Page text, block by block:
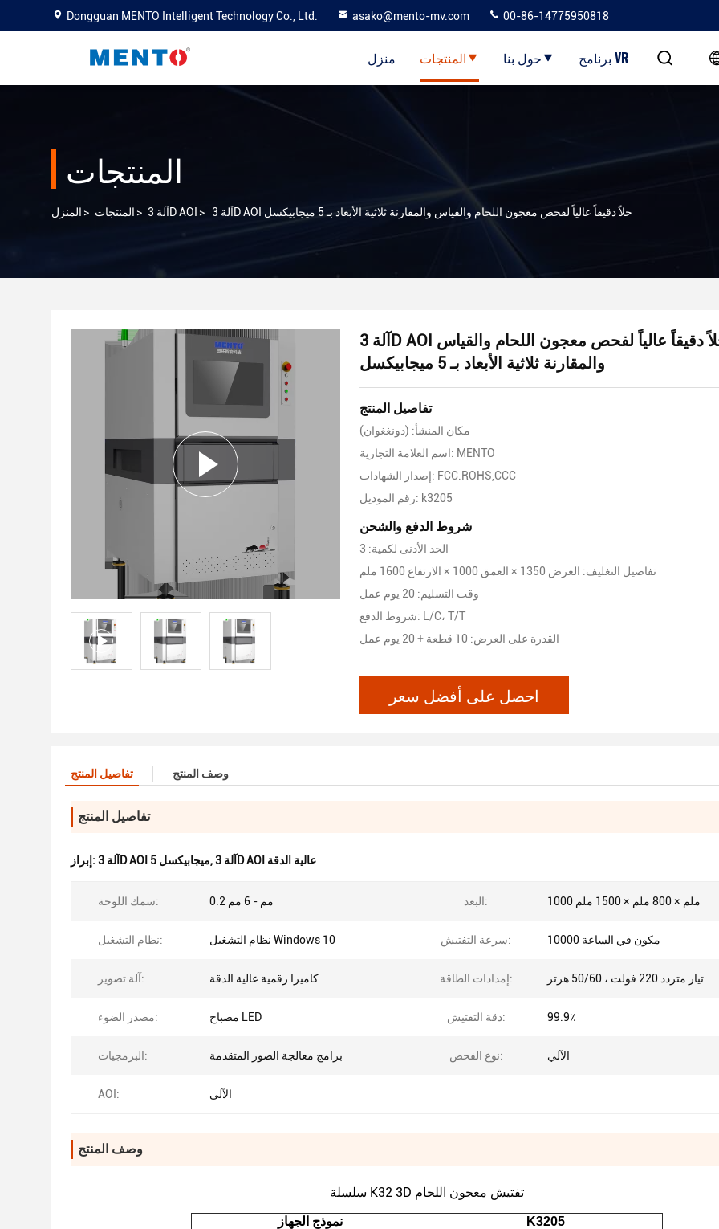
Dongguan MENTO Intelligent Technology Co., Ltd. asako@mento-mv.com 00-86-14775950818
منزل المنتجات حول بنا برنامج VR
المنتجات
المنزل > المنتجات > آلة 3D AOI > آلة 3D AOI حلاً دقيقاً عالياً لفحص معجون اللحام والقياس والمقارنة ثلاثية الأبعاد بـ 5 ميجابيكسل
آلة 3D AOI حلاً دقيقاً عالياً لفحص معجون اللحام والقياس
والمقارنة ثلاثية الأبعاد بـ 5 ميجابيكسل
تفاصيل المنتج
مكان المنشأ: (دونغغوان)
اسم العلامة التجارية: MENTO
إصدار الشهادات: FCC.ROHS,CCC
رقم الموديل: k3205
شروط الدفع والشحن
الحد الأدنى لكمية: 3
تفاصيل التغليف: العرض 1350 × العمق 1000 × الارتفاع 1600 ملم
وقت التسليم: 20 يوم عمل
شروط الدفع: L/C، T/T
القدرة على العرض: 10 قطعة + 20 يوم عمل
احصل على أفضل سعر
تفاصيل المنتج وصف المنتج
تفاصيل المنتج
إبراز: آلة 3D AOI 5 ميجابيكسل, آلة 3D AOI عالية الدقة
سمك اللوحة: 0.2 مم - 6 مم البعد: 1000 ملم × 800 ملم × 1500 ملم
نظام التشغيل: نظام التشغيل Windows 10 سرعة التفتيش: 10000 مكون في الساعة
آلة تصوير: كاميرا رقمية عالية الدقة إمدادات الطاقة: تيار متردد 220 فولت ، 50/60 هرتز
مصدر الضوء: مصباح LED دقة التفتيش: 99.9٪
البرمجيات: برامج معالجة الصور المتقدمة نوع الفحص: الآلي
AOI: الآلي
وصف المنتج
سلسلة K32 3D تفتيش معجون اللحام
نموذج الجهاز K3205